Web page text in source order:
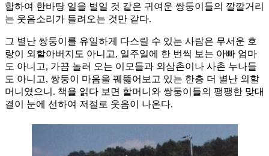
합하여 한바탕 일을 벌일 것 같은 귀여운 쌍둥이들의 깔깔거리
는 웃음소리가 들려오는 것만 같다.
그 별난 쌍둥이를 유일하게 다스릴 수 있는 사람은 무서운 호
랑이 외할아버지도 아니고, 일주일에 한 번씩 보는 아빠 엄마
도 아니고, 가끔 놀러 오는 이모들과 외삼촌이나 사촌 누나들
도 아니고, 쌍둥이 마음을 꿰뚫어보고 있는 한층 더 별난 외할
머니였으니. 책을 읽다 보면 할머니와 쌍둥이들의 팽팽한 맞대
결이 눈에 선하여 저절로 웃음이 나온다.